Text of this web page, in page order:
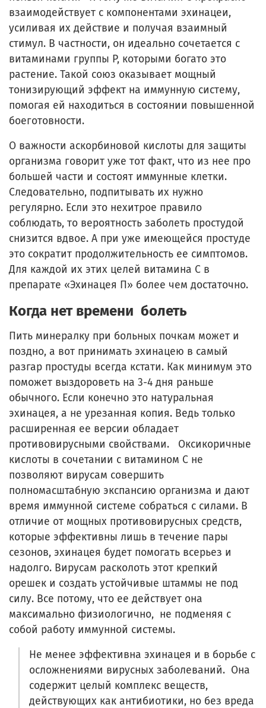
взаимодействует с компонентами эхинацеи,
усиливая их действие и получая взаимный
стимул. В частности, он идеально сочетается с
витаминами группы P, которыми богато это
растение. Такой союз оказывает мощный
тонизирующий эффект на иммунную систему,
помогая ей находиться в состоянии повышенной
боеготовности.
О важности аскорбиновой кислоты для защиты
организма говорит уже тот факт, что из нее про
большей части и состоят иммунные клетки.
Следовательно, подпитывать их нужно
регулярно. Если это нехитрое правило
соблюдать, то вероятность заболеть простудой
снизится вдвое. А при уже имеющейся простуде
это сократит продолжительность ее симптомов.
Для каждой их этих целей витамина С в
препарате «Эхинацея П» более чем достаточно.
Когда нет времени болеть
Пить минералку при больных почкам может и
поздно, а вот принимать эхинацею в самый
разгар простуды всегда кстати. Как минимум это
поможет выздороветь на 3-4 дня раньше
обычного. Если конечно это натуральная
эхинацея, а не урезанная копия. Ведь только
расширенная ее версии обладает
противовирусными свойствами. Оксикоричные
кислоты в сочетании с витамином С не
позволяют вирусам совершить
полномасштабную экспансию организма и дают
время иммунной системе собраться с силами. В
отличие от мощных противовирусных средств,
которые эффективны лишь в течение пары
сезонов, эхинацея будет помогать всерьез и
надолго. Вирусам расколоть этот крепкий
орешек и создать устойчивые штаммы не под
силу. Все потому, что ее действует она
максимально физиологично, не подменяя с
собой работу иммунной системы.
Не менее эффективна эхинацея и в борьбе с
осложнениями вирусных заболеваний. Она
содержит целый комплекс веществ,
действующих как антибиотики, но без вреда